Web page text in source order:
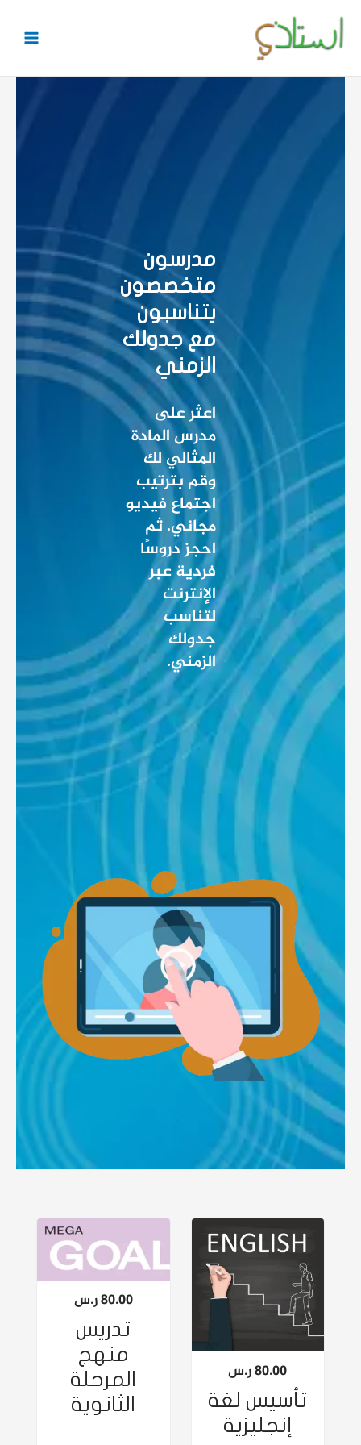
تخطي
إلى
المحتوى
مدرسون
متخصصون
يتناسبون
مع جدولك
الزمني
اعثر على
مدرس المادة
المثالي لك
وقم بترتيب
اجتماع فيديو
مجاني. ثم
احجز دروسًا
فردية عبر
الإنترنت
لتناسب
جدولك
الزمني.
80.00ر.س
تأسيس لغة
إنجليزية
80.00ر.س
تدريس
منهج
المرحلة
الثانوية